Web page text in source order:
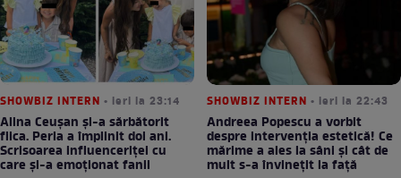
SHOWBIZ INTERN • ieri la 23:14
Alina Ceușan și-a sărbătorit
fiica. Perla a împlinit doi ani.
Scrisoarea influenceriței cu
care și-a emoționat fanii
SHOWBIZ INTERN • ieri la 22:43
Andreea Popescu a vorbit
despre intervenția estetică! Ce
mărime a ales la sâni și cât de
mult s-a învinețit la față